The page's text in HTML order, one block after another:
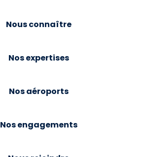
Nous connaître
Nos expertises
Nos aéroports
Nos engagements